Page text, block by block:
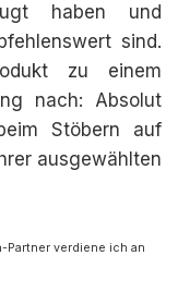
haben und
sind.
zu einem
nach: Absolut
Stöbern auf
ausgewählten
Partner verdiene ich an